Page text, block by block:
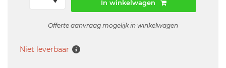
In winkelwagen
Offerte aanvraag mogelijk in winkelwagen
Niet leverbaar